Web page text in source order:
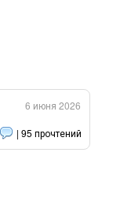
6 июня 2026
| 95 прочтений